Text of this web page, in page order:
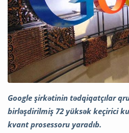
Google şirkətinin tədqiqatçılar
birləşdirilmiş 72 yüksək keçirici
kvant prosessoru yaradıb.